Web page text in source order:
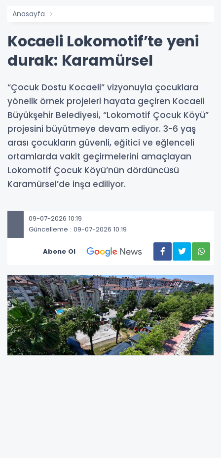
Anasayfa
Kocaeli Lokomotif’te yeni
durak: Karamürsel
“Çocuk Dostu Kocaeli” vizyonuyla çocuklara
yönelik örnek projeleri hayata geçiren Kocaeli
Büyükşehir Belediyesi, “Lokomotif Çocuk Köyü”
projesini büyütmeye devam ediyor. 3-6 yaş
arası çocukların güvenli, eğitici ve eğlenceli
ortamlarda vakit geçirmelerini amaçlayan
Lokomotif Çocuk Köyü’nün dördüncüsü
Karamürsel’de inşa ediliyor.
09-07-2026 10:19
Güncelleme : 09-07-2026 10:19
Abone Ol